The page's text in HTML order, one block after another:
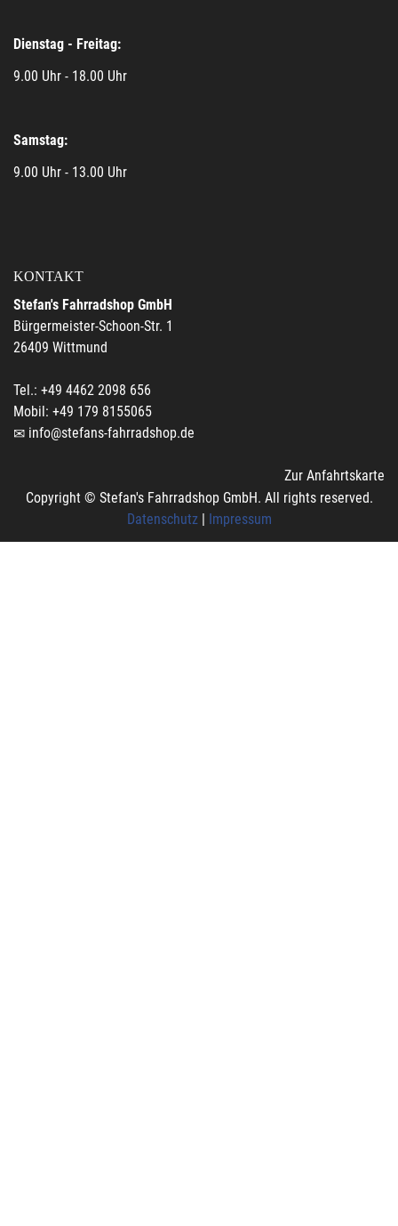
Dienstag - Freitag:
9.00 Uhr - 18.00 Uhr
Samstag:
9.00 Uhr - 13.00 Uhr
KONTAKT
Stefan's Fahrradshop GmbH
Bürgermeister-Schoon-Str. 1
26409 Wittmund
Tel.: +49 4462 2098 656
Mobil: +49 179 8155065
info@stefans-fahrradshop.de
Zur Anfahrtskarte
Copyright © Stefan's Fahrradshop GmbH. All rights reserved.
Datenschutz| Impressum